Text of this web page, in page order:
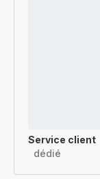
Service client
dédié